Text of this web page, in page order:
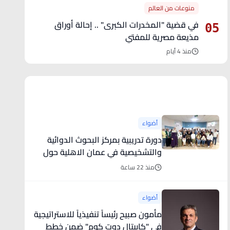
05
منوعات من العالم
في قضية "المخدرات الكبرى" .. إحالة أوراق
مذيعة مصرية للمفتي
منذ 4 أيام
أضواء
دورة تدريبية بمركز البحوث الدوائية
والتشخيصية في عمان الاهلية حول
الهندسة الطبية الحيوية
منذ 22 ساعة
أضواء
مأمون صبيح رئيساً تنفيذياً للاستراتيجية
في "كابيتال دوت كوم" ضمن خطط